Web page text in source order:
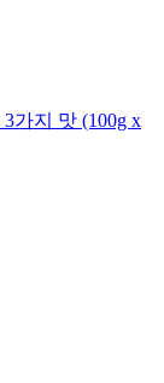
가지 맛 (100g x